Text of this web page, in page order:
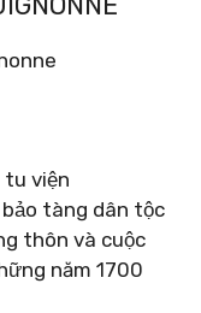
tu viện
tàng dân tộc
thôn và cuộc
năm 1700